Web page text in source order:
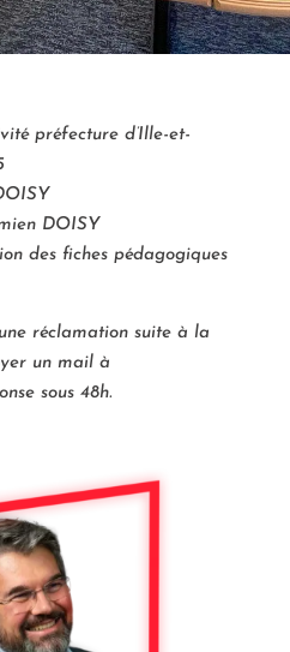
préfecture d’Ille-et-
DOISY
des fiches pédagogiques
réclamation suite à la
un mail à
sous 48h.